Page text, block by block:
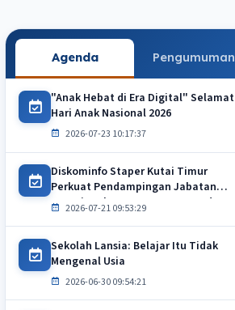
Agenda Pengumuman
"Anak Hebat di Era Digital" Selamat
Hari Anak Nasional 2026
2026-07-23 10:17:37
Diskominfo Staper Kutai Timur
Perkuat Pendampingan Jabatan
Fungsional Pranata Komputer dan
2026-07-21 09:53:29
Sekolah Lansia: Belajar Itu Tidak
Mengenal Usia
2026-06-30 09:54:21